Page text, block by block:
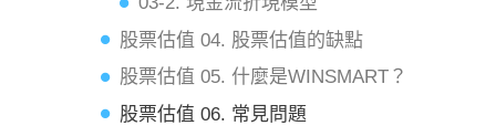
股票估值 04. 股票估值的缺點
股票估值 05. 什麼是WINSMART？
股票估值 06. 常見問題